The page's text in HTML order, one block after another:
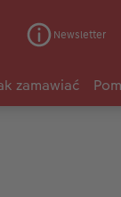
Newsletter
zamawiać